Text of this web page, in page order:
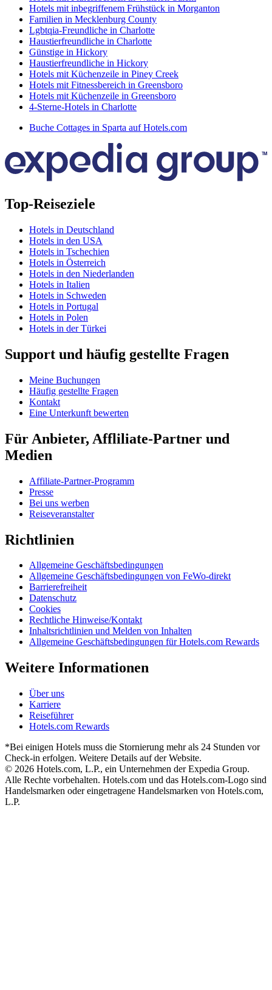
Hotels mit inbegriffenem Frühstück in Morganton
Familien in Mecklenburg County
Lgbtqia-Freundliche in Charlotte
Haustierfreundliche in Charlotte
Günstige in Hickory
Haustierfreundliche in Hickory
Hotels mit Küchenzeile in Piney Creek
Hotels mit Fitnessbereich in Greensboro
Hotels mit Küchenzeile in Greensboro
4-Sterne-Hotels in Charlotte
Buche Cottages in Sparta auf Hotels.com
Top-Reiseziele
Hotels in Deutschland
Hotels in den USA
Hotels in Tschechien
Hotels in Österreich
Hotels in den Niederlanden
Hotels in Italien
Hotels in Schweden
Hotels in Portugal
Hotels in Polen
Hotels in der Türkei
Support und häufig gestellte Fragen
Meine Buchungen
Häufig gestellte Fragen
Kontakt
Eine Unterkunft bewerten
Für Anbieter, Affliliate-Partner und
Medien
Affiliate-Partner-Programm
Presse
Bei uns werben
Reiseveranstalter
Richtlinien
Allgemeine Geschäftsbedingungen
Allgemeine Geschäftsbedingungen von FeWo-direkt
Barrierefreiheit
Datenschutz
Cookies
Rechtliche Hinweise/Kontakt
Inhaltsrichtlinien und Melden von Inhalten
Allgemeine Geschäftsbedingungen für Hotels.com Rewards
Weitere Informationen
Über uns
Karriere
Reiseführer
Hotels.com Rewards
*Bei einigen Hotels muss die Stornierung mehr als 24 Stunden vor
Check-in erfolgen. Weitere Details auf der Website.
© 2026 Hotels.com, L.P., ein Unternehmen der Expedia Group.
Alle Rechte vorbehalten. Hotels.com und das Hotels.com-Logo sind
Handelsmarken oder eingetragene Handelsmarken von Hotels.com,
L.P.